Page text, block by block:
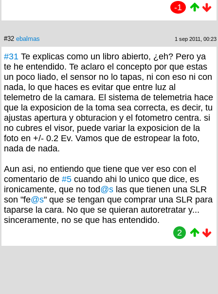
-1
#32 ebalmas 1 sep 2011, 00:23
#31 Te explicas como un libro abierto, ¿eh? Pero ya
te he entendido. Te aclaro el concepto por que estas
un poco liado, el sensor no lo tapas, ni con eso ni con
nada, lo que haces es evitar que entre luz al
telemetro de la camara. El sistema de telemetria hace
que la exposicion de la toma sea correcta, es decir, tu
ajustas apertura y obturacion y el fotometro centra. si
no cubres el visor, puede variar la exposicion de la
foto en +/- 0.2 Ev. Vamos que de estropear la foto,
nada de nada.
Aun asi, no entiendo que tiene que ver eso con el
comentario de #5 cuando ahi lo unico que dice, es
ironicamente, que no tod@s las que tienen una SLR
son "fe@s" que se tengan que comprar una SLR para
taparse la cara. No que se quieran autoretratar y...
sinceramente, no se que has entendido.
2